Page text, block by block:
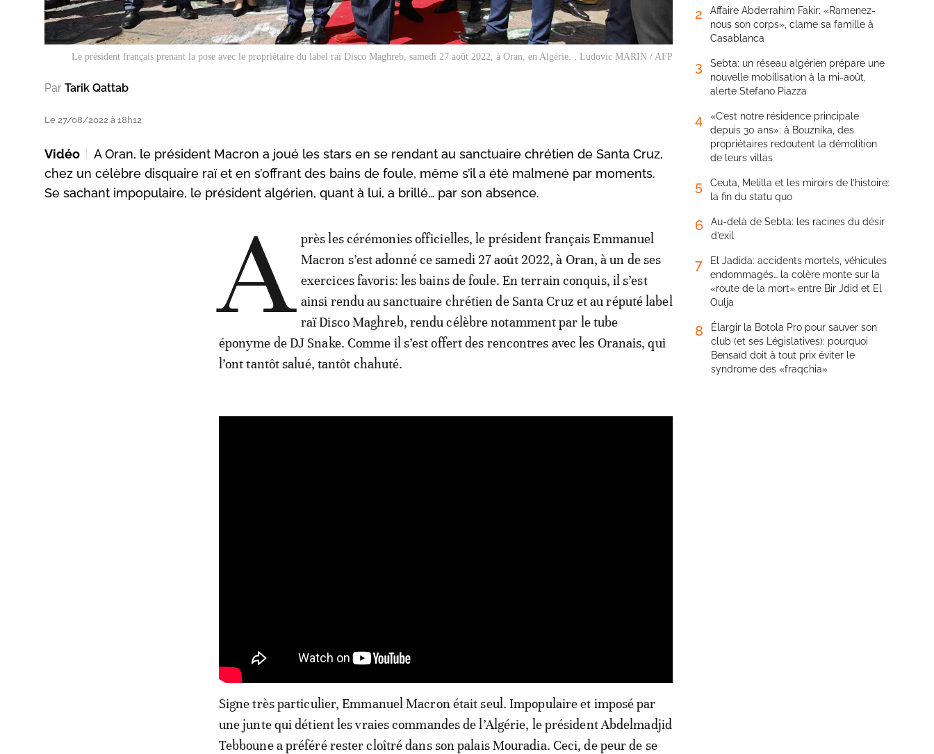
Le président français prenant la pose avec le propriétaire du label raï Disco Maghreb, samedi 27 août 2022, à Oran, en Algérie. . Ludovic MARIN / AFP
Par Tarik Qattab
Le 27/08/2022 à 18h12
Vidéo
A Oran, le président Macron a joué les stars en se rendant au sanctuaire chrétien de Santa Cruz,
chez un célèbre disquaire raï et en s’offrant des bains de foule, même s’il a été malmené par moments.
Se sachant impopulaire, le président algérien, quant à lui, a brillé… par son absence.
A près les cérémonies officielles, le président français Emmanuel
Macron s’est adonné ce samedi 27 août 2022, à Oran, à un de ses
exercices favoris: les bains de foule. En terrain conquis, il s’est
ainsi rendu au sanctuaire chrétien de Santa Cruz et au réputé label
raï Disco Maghreb, rendu célèbre notamment par le tube
éponyme de DJ Snake. Comme il s’est offert des rencontres avec les Oranais, qui
l’ont tantôt salué, tantôt chahuté.
Signe très particulier, Emmanuel Macron était seul. Impopulaire et imposé par
une junte qui détient les vraies commandes de l’Algérie, le président Abdelmadjid
Tebboune a préféré rester cloîtré dans son palais Mouradia. Ceci, de peur de se
2
Affaire Abderrahim Fakir: «Ramenez-
nous son corps», clame sa famille à
Casablanca
3
Sebta: un réseau algérien prépare une
nouvelle mobilisation à la mi-août,
alerte Stefano Piazza
4
«C’est notre résidence principale
depuis 30 ans»: à Bouznika, des
propriétaires redoutent la démolition
de leurs villas
5
Ceuta, Melilla et les miroirs de l’histoire:
la fin du statu quo
6
Au-delà de Sebta: les racines du désir
d’exil
7
El Jadida: accidents mortels, véhicules
endommagés… la colère monte sur la
«route de la mort» entre Bir Jdid et El
Oulja
8
Élargir la Botola Pro pour sauver son
club (et ses Législatives): pourquoi
Bensaïd doit à tout prix éviter le
syndrome des «fraqchia»